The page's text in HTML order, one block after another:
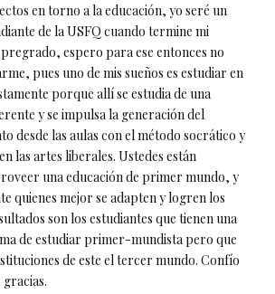
en torno a la educación, yo seré un
de la USFQ cuando termine mi
espero para ese entonces no
pues uno de mis sueños es estudiar en
porque allí se estudia de una
y se impulsa la generación del
desde las aulas con el método socrático y
las artes liberales. Ustedes están
una educación de primer mundo, y
quienes mejor se adapten y logren los
son los estudiantes que tienen una
de estudiar primer-mundista pero que
de este el tercer mundo. Confío
gracias.